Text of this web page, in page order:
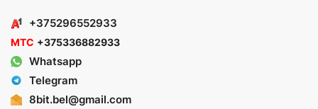
+375296552933
МТС +375336882933
Whatsapp
Telegram
8bit.bel@gmail.com